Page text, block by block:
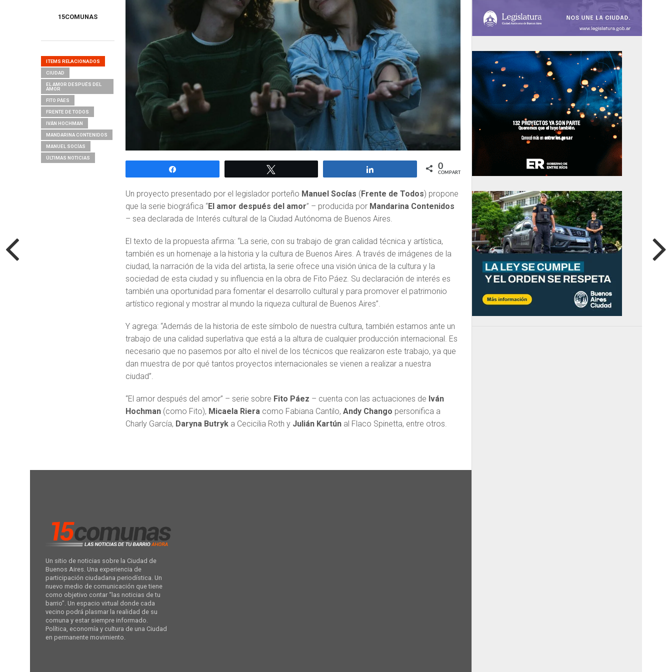
15COMUNAS
ITEMS RELACIONADOS
CIUDAD
EL AMOR DESPUÉS DEL
AMOR
FITO PÁES
FRENTE DE TODOS
IVÁN HOCHMAN
MANDARINA CONTENIDOS
MANUEL SOCÍAS
ÚLTIMAS NOTICIAS
0
COMPARTIR
Un proyecto presentado por el legislador porteño Manuel Socías ( Frente de Todos) propone
que la serie biográfica “El amor después del amor” – producida por Mandarina Contenidos
– sea declarada de Interés cultural de la Ciudad Autónoma de Buenos Aires.
El texto de la propuesta afirma: “La serie, con su trabajo de gran calidad técnica y artística,
también es un homenaje a la historia y la cultura de Buenos Aires. A través de imágenes de la
ciudad, la narración de la vida del artista, la serie ofrece una visión única de la cultura y la
sociedad de esta ciudad y su influencia en la obra de Fito Páez. Su declaración de interés es
también una oportunidad para fomentar el desarrollo cultural y para promover el patrimonio
artístico regional y mostrar al mundo la riqueza cultural de Buenos Aires”.
Y agrega: “Además de la historia de este símbolo de nuestra cultura, también estamos ante un
trabajo de una calidad superlativa que está a la altura de cualquier producción internacional. Es
necesario que no pasemos por alto el nivel de los técnicos que realizaron este trabajo, ya que
dan muestra de por qué tantos proyectos internacionales se vienen a realizar a nuestra
ciudad”.
“El amor después del amor” – serie sobre Fito Páez – cuenta con las actuaciones de Iván
Hochman(como Fito), Micaela Rieracomo Fabiana Cantilo, Andy Chango personifica a
Charly García, Daryna Butryka Cecicilia Roth y Julián Kartúnal Flaco Spinetta, entre otros.
Un sitio de noticias sobre la Ciudad de
Buenos Aires. Una experiencia de
participación ciudadana periodística. Un
nuevo medio de comunicación que tiene
como objetivo contar “las noticias de tu
barrio”. Un espacio virtual donde cada
vecino podrá plasmar la realidad de su
comuna y estar siempre informado.
Política, economía y cultura de una Ciudad
en permanente movimiento.